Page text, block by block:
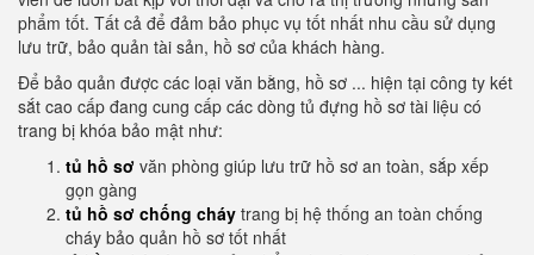
phẩm tốt. Tất cả để đảm bảo phục vụ tốt nhất nhu cầu sử dụng
lưu trữ, bảo quản tài sản, hồ sơ của khách hàng.
Để bảo quản được các loại văn bằng, hồ sơ ... hiện tại công ty két
sắt cao cấp đang cung cấp các dòng tủ đựng hồ sơ tài liệu có
trang bị khóa bảo mật như:
tủ hồ sơ văn phòng giúp lưu trữ hồ sơ an toàn, sắp xếp
gọn gàng
tủ hồ sơ chống cháy trang bị hệ thống an toàn chống
cháy bảo quản hồ sơ tốt nhất